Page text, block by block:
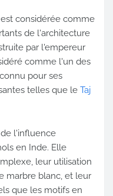
considérée comme
de l'architecture
par l'empereur
comme l'un des
pour ses
telles que le Taj
l'influence
en Inde. Elle
leur utilisation
marbre blanc, et leur
que les motifs en